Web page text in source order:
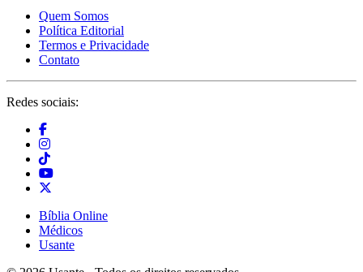
Quem Somos
Política Editorial
Termos e Privacidade
Contato
Redes sociais:
Bíblia Online
Médicos
Usante